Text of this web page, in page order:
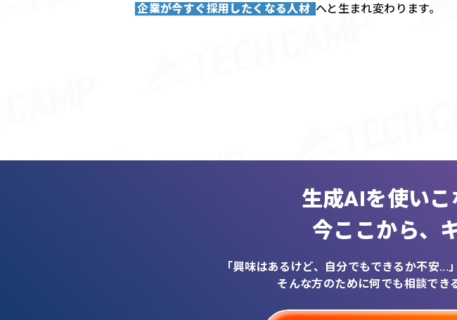
企業が今すぐ採用したくなる人材 へと生まれ変わります。
生成AIを使い
今ここから、
「興味はあるけど、自分でもできるか不安...」
そんな方のために何でも相談でき